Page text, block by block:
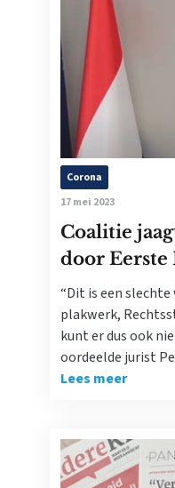
Corona
17 mei 2023
Coalitie
door Eerste
“Dit is een
plakwerk,
kunt er dus ook
oordeelde jurist
Lees meer